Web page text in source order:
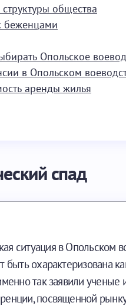
общества
беженцами
Опольское
в Опольском
аренды жилья
спад
ситуация в Опольском
быть охарактеризована
так заявили ученые
посвященной